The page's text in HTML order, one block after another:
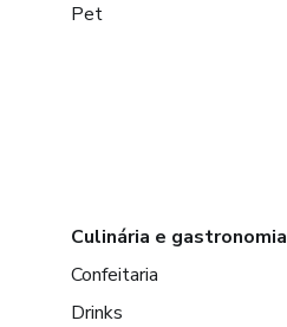
Pet
Culinária e gastronomia
Confeitaria
Drinks